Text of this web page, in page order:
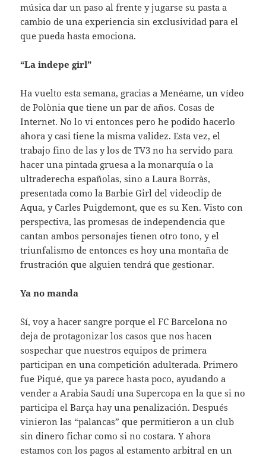
música dar un paso al frente y jugarse su pasta a
cambio de una experiencia sin exclusividad para el
que pueda hasta emociona.
“La indepe girl”
Ha vuelto esta semana, gracias a Menéame, un vídeo
de Polònia que tiene un par de años. Cosas de
Internet. No lo vi entonces pero he podido hacerlo
ahora y casi tiene la misma validez. Esta vez, el
trabajo fino de las y los de TV3 no ha servido para
hacer una pintada gruesa a la monarquía o la
ultraderecha españolas, sino a Laura Borràs,
presentada como la Barbie Girl del videoclip de
Aqua, y Carles Puigdemont, que es su Ken. Visto con
perspectiva, las promesas de independencia que
cantan ambos personajes tienen otro tono, y el
triunfalismo de entonces es hoy una montaña de
frustración que alguien tendrá que gestionar.
Ya no manda
Sí, voy a hacer sangre porque el FC Barcelona no
deja de protagonizar los casos que nos hacen
sospechar que nuestros equipos de primera
participan en una competición adulterada. Primero
fue Piqué, que ya parece hasta poco, ayudando a
vender a Arabia Saudí una Supercopa en la que si no
participa el Barça hay una penalización. Después
vinieron las “palancas” que permitieron a un club
sin dinero fichar como si no costara. Y ahora
estamos con los pagos al estamento arbitral en un